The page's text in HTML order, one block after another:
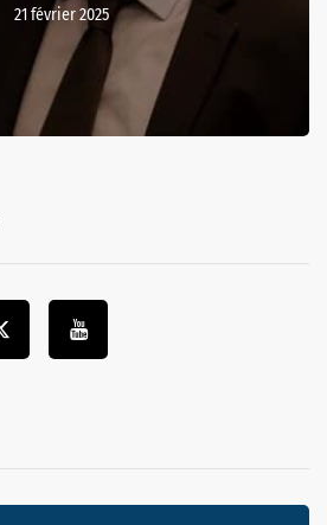
21 février 2025